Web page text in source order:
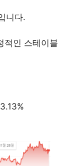
니다.
적인 스테이블